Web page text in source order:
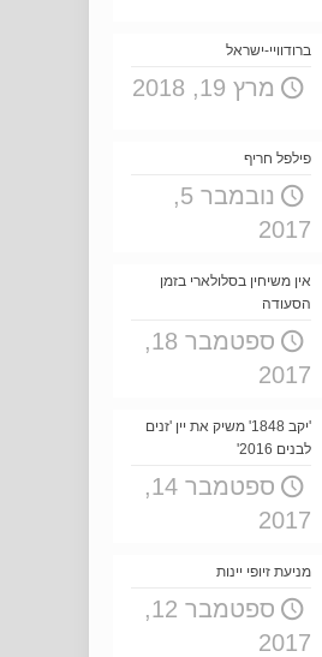
ברודוויי-ישראל
מרץ 19, 2018
פילפל חריף
נובמבר 5,
2017
אין משיחין בסלולארי בזמן
הסעודה
ספטמבר 18,
2017
'יקב 1848' משיק את יין 'זנים
לבנים 2016'
ספטמבר 14,
2017
מניעת זיופי יינות
ספטמבר 12,
2017